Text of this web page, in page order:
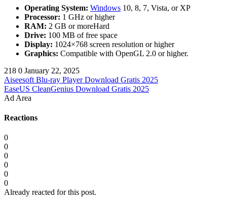
Operating System: Windows 10, 8, 7, Vista, or XP
Processor: 1 GHz or higher
RAM: 2 GB or moreHard
Drive: 100 MB of free space
Display: 1024×768 screen resolution or higher
Graphics: Compatible with OpenGL 2.0 or higher.
218 0 January 22, 2025
Aiseesoft Blu-ray Player Download Gratis 2025
EaseUS CleanGenius Download Gratis 2025
Ad Area
Reactions
0
0
0
0
0
0
Already reacted for this post.